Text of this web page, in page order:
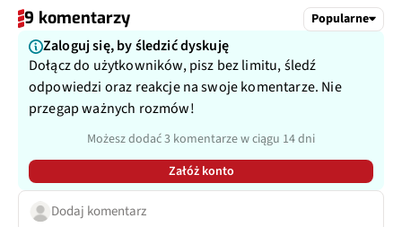
9 komentarzy Popularne
Zaloguj się, by śledzić dyskuję
Dołącz do użytkowników, pisz bez limitu, śledź
odpowiedzi oraz reakcje na swoje komentarze. Nie
przegap ważnych rozmów!
Możesz dodać 3 komentarze w ciągu 14 dni
Załóż konto
Dodaj komentarz